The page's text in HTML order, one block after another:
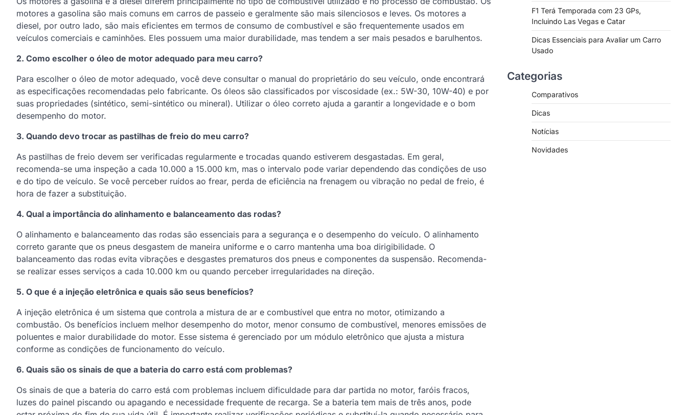
motores a gasolina são mais comuns em carros de passeio e geralmente são mais silenciosos e leves. Os motores a
diesel, por outro lado, são mais eficientes em termos de consumo de combustível e são frequentemente usados em
veículos comerciais e caminhões. Eles possuem uma maior durabilidade, mas tendem a ser mais pesados e barulhentos.
2. Como escolher o óleo de motor adequado para meu carro?
Para escolher o óleo de motor adequado, você deve consultar o manual do proprietário do seu veículo, onde encontrará
as especificações recomendadas pelo fabricante. Os óleos são classificados por viscosidade (ex.: 5W-30, 10W-40) e por
suas propriedades (sintético, semi-sintético ou mineral). Utilizar o óleo correto ajuda a garantir a longevidade e o bom
desempenho do motor.
3. Quando devo trocar as pastilhas de freio do meu carro?
As pastilhas de freio devem ser verificadas regularmente e trocadas quando estiverem desgastadas. Em geral,
recomenda-se uma inspeção a cada 10.000 a 15.000 km, mas o intervalo pode variar dependendo das condições de uso
e do tipo de veículo. Se você perceber ruídos ao frear, perda de eficiência na frenagem ou vibração no pedal de freio, é
hora de fazer a substituição.
4. Qual a importância do alinhamento e balanceamento das rodas?
O alinhamento e balanceamento das rodas são essenciais para a segurança e o desempenho do veículo. O alinhamento
correto garante que os pneus desgastem de maneira uniforme e o carro mantenha uma boa dirigibilidade. O
balanceamento das rodas evita vibrações e desgastes prematuros dos pneus e componentes da suspensão. Recomenda-
se realizar esses serviços a cada 10.000 km ou quando perceber irregularidades na direção.
5. O que é a injeção eletrônica e quais são seus benefícios?
A injeção eletrônica é um sistema que controla a mistura de ar e combustível que entra no motor, otimizando a
combustão. Os benefícios incluem melhor desempenho do motor, menor consumo de combustível, menores emissões de
poluentes e maior durabilidade do motor. Esse sistema é gerenciado por um módulo eletrônico que ajusta a mistura
conforme as condições de funcionamento do veículo.
6. Quais são os sinais de que a bateria do carro está com problemas?
Os sinais de que a bateria do carro está com problemas incluem dificuldade para dar partida no motor, faróis fracos,
luzes do painel piscando ou apagando e necessidade frequente de recarga. Se a bateria tem mais de três anos, pode
F1 Terá Temporada com 23 GPs,
Incluindo Las Vegas e Catar
Dicas Essenciais para Avaliar um Carro
Usado
Categorias
Comparativos
Dicas
Notícias
Novidades